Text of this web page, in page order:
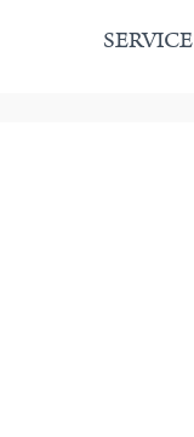
SERVICE